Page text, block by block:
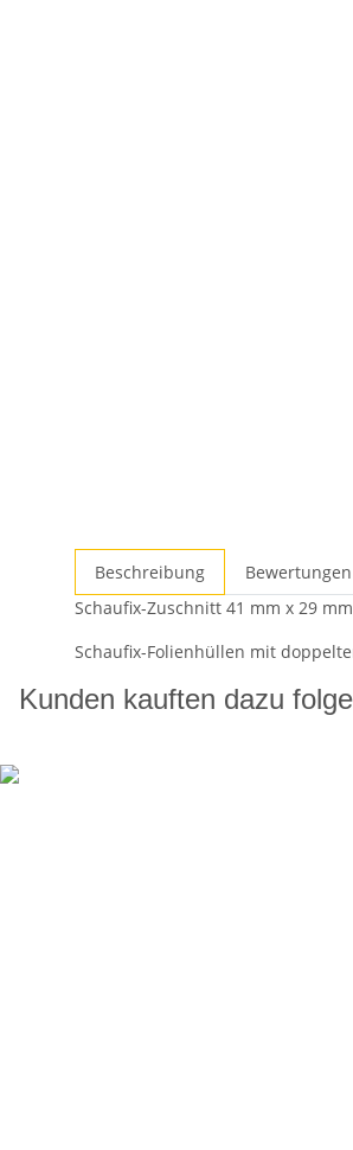
Beschreibung Bewertungen
Schaufix-Zuschnitt 41 mm x 29
Schaufix-Folienhüllen mit
Kunden kauften dazu